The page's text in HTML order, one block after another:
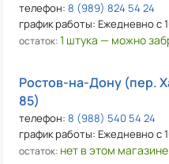
телефон: 8 (989) 824 54 24
график работы: Ежедневно с
остаток:1 штука — можно
Ростов-на-Дону (пер.
85)
телефон: 8 (988) 540 54 24
график работы: Ежедневно с
остаток: нет в этом магазине